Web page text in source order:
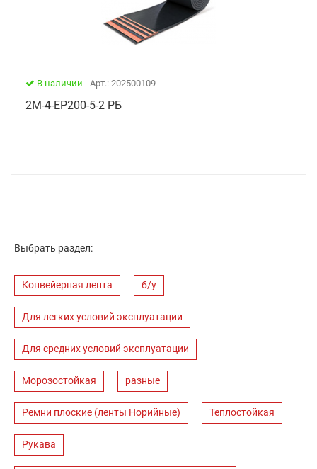
В наличии Арт.: 202500109
2М-4-ЕР200-5-2 РБ
Выбрать раздел:
Конвейерная лента б/у
Для легких условий эксплуатации
Для средних условий эксплуатации
Морозостойкая разные
Ремни плоские (ленты Норийные) Теплостойкая
Рукава